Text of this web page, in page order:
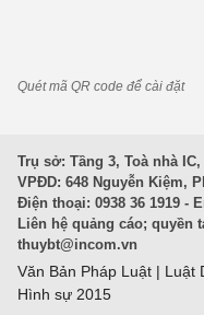
Quét mã QR code để cài đặt
Trụ sở: Tầng 3, Toà nhà IC,
VPĐD: 648 Nguyễn Kiệm,
Điện thoại: 0938 36 1919 -
Liên hệ quảng cáo; quyền
thuybt@incom.vn
Văn Bản Pháp Luật | Luật
Hình sự 2015